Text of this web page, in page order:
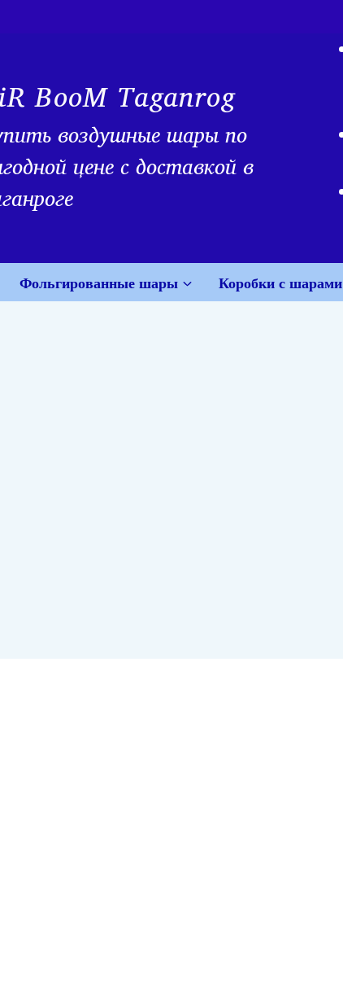
BooM Taganrog
воздушные шары по
цене с доставкой в
Фольгированные шары Коробки с шарами